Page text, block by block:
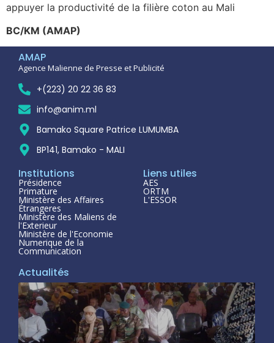
appuyer la productivité de la filière coton au Mali
BC/KM (AMAP)
AMAP
Agence Malienne de Presse et Publicité
+(223) 20 22 36 83
info@anim.ml
Bamako Square Patrice LUMUMBA
BP141, Bamako - MALI
Institutions
Présidence
Primature
Ministère des Affaires
Étrangeres
Ministère des Maliens de
l'Exterieur
Ministère de l'Economie
Numerique de la
Communication
Liens utiles
AES
ORTM
L'ESSOR
Actualités